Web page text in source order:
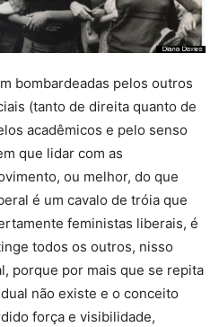
bombardeadas pelos outros
(tanto de direita quanto de
acadêmicos e pelo senso
que lidar com as
ou melhor, do que
é um cavalo de tróia que
feministas liberais, é
todos os outros, nisso
porque por mais que se repita
não existe e o conceito
força e visibilidade,